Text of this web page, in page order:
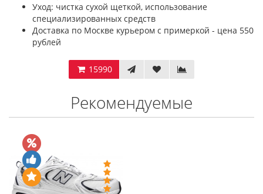
Уход: чистка сухой щеткой, использование
специализированных средств
Доставка по Москве курьером с примеркой - цена 550
рублей
15990
Рекомендуемые